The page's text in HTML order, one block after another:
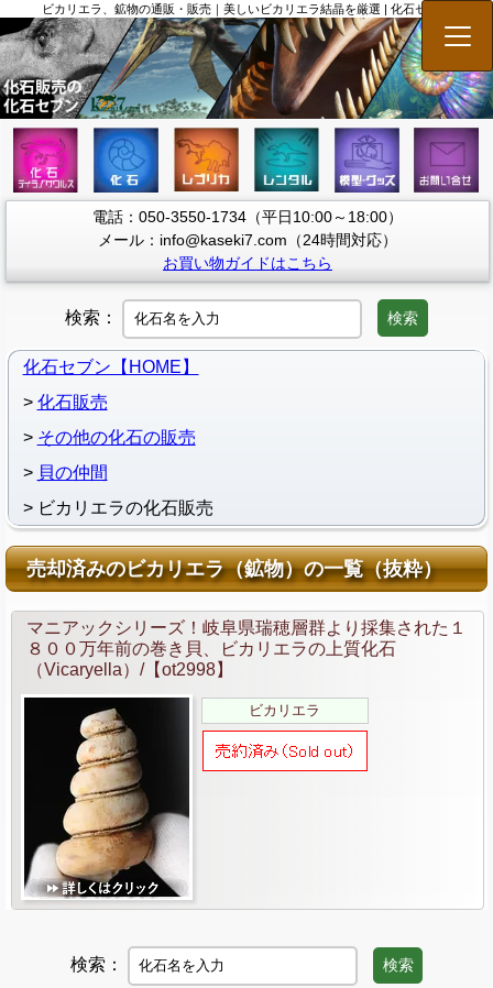
ビカリエラ、鉱物の通販・販売｜美しいビカリエラ結晶を厳選 | 化石セブン
メ
電話：050-3550-1734（平日10:00～18:00）
メール：info@kaseki7.com（24時間対応）
お買い物ガイドはこちら
検索： 検索
化石セブン【HOME】
化石販売
その他の化石の販売
貝の仲間
ビカリエラの化石販売
売却済みのビカリエラ（鉱物）の一覧（抜粋）
マニアックシリーズ！岐阜県瑞穂層群より採集された１
８００万年前の巻き貝、ビカリエラの上質化石
（Vicaryella）/【ot2998】
ビカリエラ
検索： 検索